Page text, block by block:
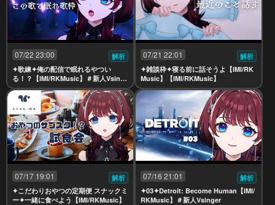
07/22 23:00
解析
✦歌練✦俺の配信で眠れるやつい
る！？【IMI/RKMusic】＃新人Vsinge
r
07/21 22:01
解析
✦雑談枠✦寝る前に話そうよ【IMI/RK
Music】【IMI/RKMusic】
07/17 19:01
解析
✦こだわりおやつの定期便 スナックミ
ー✦一緒に食べよう【IMI/RKMusic】
07/16 21:01
解析
✦03✦Detroit: Become Human【IMI/
RKMusic】＃新人Vsinger